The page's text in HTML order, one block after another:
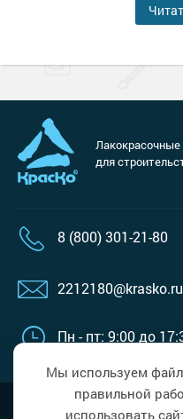
для
8 (800) 301-21-80
2212180@krasko.ru
Пн - пт: 9:00 до
Политика в области обработки
Мы используем
правильной
использовать